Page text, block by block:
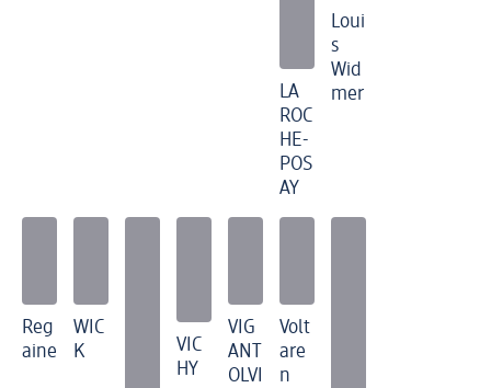
LA
ROC
HE-
POS
AY
Loui
s
Wid
mer
Reg
aine
WIC
K
VIC
HY
VIG
ANT
OLVI
Volt
are
n